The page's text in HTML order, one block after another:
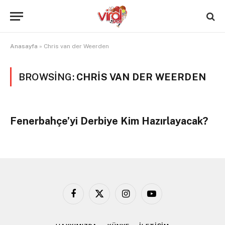
Anasayfa » Chris van der Weerden
BROWSING: CHRIS VAN DER WEERDEN
Fenerbahçe’yi Derbiye Kim Hazırlayacak?
Facebook
X
InstagramYouTube